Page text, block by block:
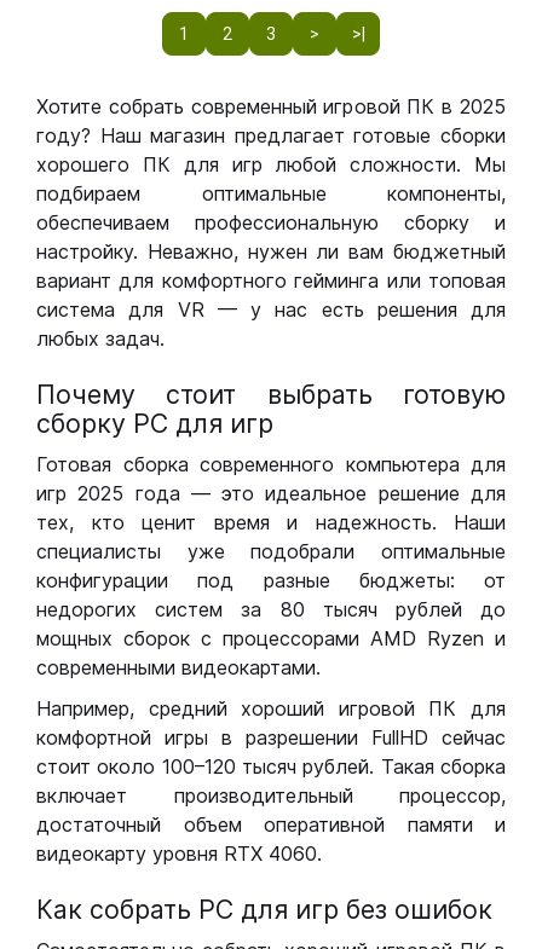
1 2 3 > >|
Хотите собрать современный игровой ПК в 2025
году? Наш магазин предлагает готовые сборки
хорошего ПК для игр любой сложности. Мы
подбираем оптимальные компоненты,
обеспечиваем профессиональную сборку и
настройку. Неважно, нужен ли вам бюджетный
вариант для комфортного гейминга или топовая
система для VR — у нас есть решения для
любых задач.
Почему стоит выбрать готовую
сборку РС для игр
Готовая сборка современного компьютера для
игр 2025 года — это идеальное решение для
тех, кто ценит время и надежность. Наши
специалисты уже подобрали оптимальные
конфигурации под разные бюджеты: от
недорогих систем за 80 тысяч рублей до
мощных сборок с процессорами AMD Ryzen и
современными видеокартами.
Например, средний хороший игровой ПК для
комфортной игры в разрешении FullHD сейчас
стоит около 100–120 тысяч рублей. Такая сборка
включает производительный процессор,
достаточный объем оперативной памяти и
видеокарту уровня RTX 4060.
Как собрать РС для игр без ошибок